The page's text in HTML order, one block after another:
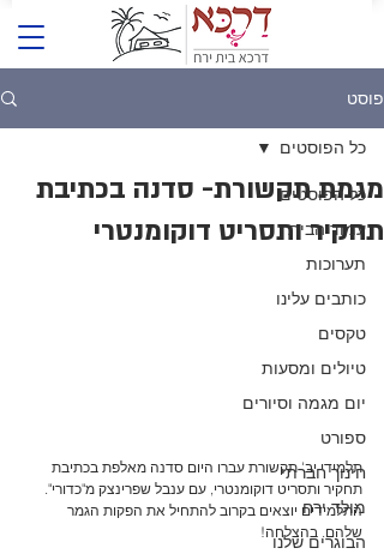
פוסט
כל הפוסטים
עמוד הבית
תערוכות
כותבים עלינו
טקסים
טיולים ומסעות
יום מגמה וסיורים
ספורט
חינוך חברתי
מולד ירח
הבוגרים שלנו
כל הפוסטים
מגמת תקשורת- סדנה בכתיבת
תחקיר ותסריט דוקומנטרי
​תלמידי יב' תקשורת עברו היום סדנה מאלפת בכתיבת
תחקיר ותסריט דוקומנטרי, עם ענבל שפרינצק מ"כדורי".
התלמידים יוצאים בקרוב להתחיל את הפקות הגמר
שלהם. בהצלחה!​